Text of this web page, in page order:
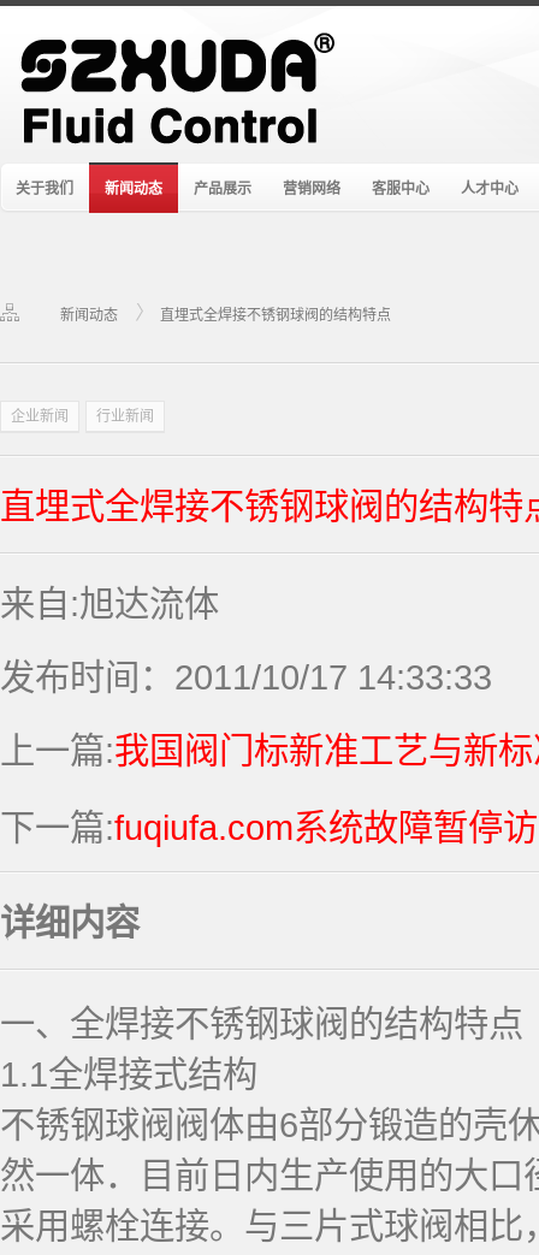
关于我们 新闻动态 产品展示 营销网络 客服中心 人才中心
新闻动态 直埋式全焊接不锈钢球阀的结构特点
企业新闻 行业新闻
直埋式全焊接不锈钢球阀的结构特
来自:旭达流体
发布时间：2011/10/17 14:33:33
上一篇:我国阀门标新准工艺与新
下一篇:fuqiufa.com系统故障暂停
详细内容
一、全焊接不锈钢球阀的结构特点
1.1全焊接式结构
不锈钢球阀阀体由6部分锻造的壳
然一体．目前日内生产使用的大
采用螺栓连接。与三片式球阀相